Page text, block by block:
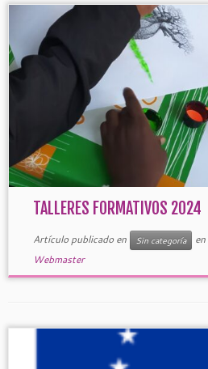
TALLERES FORMATIVOS 2024
Artículo publicado en Sin categoría en
Webmaster